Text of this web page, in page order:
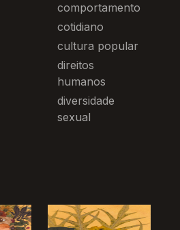
comportamento
cotidiano
cultura popular
direitos
humanos
diversidade
sexual